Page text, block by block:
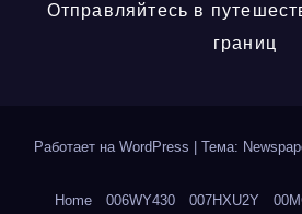
Отправляйтесь в
границ
Работает на WordPress Тема:
Home 006WY430 007HXU2Y